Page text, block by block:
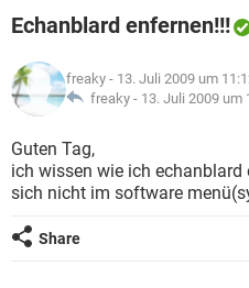
WHATSAPP
FACEBOOK
WHATSAPP
FACEBOOK
SPIELE
ANDROID
WINDOWS 10
WHATSAPP
FACEBOOK
SPIELE
ANDROID
WINDOWS 10
WHATSAPP
FACEBOOK
LEXIKON
SPIELE
ANDROID
WHATSAPP
Echanblard enfernen!!!
freaky - 13. Juli 2009 um
freaky - 13. Juli 2009 um
Guten Tag,
ich wissen wie ich
sich nicht im software
Share